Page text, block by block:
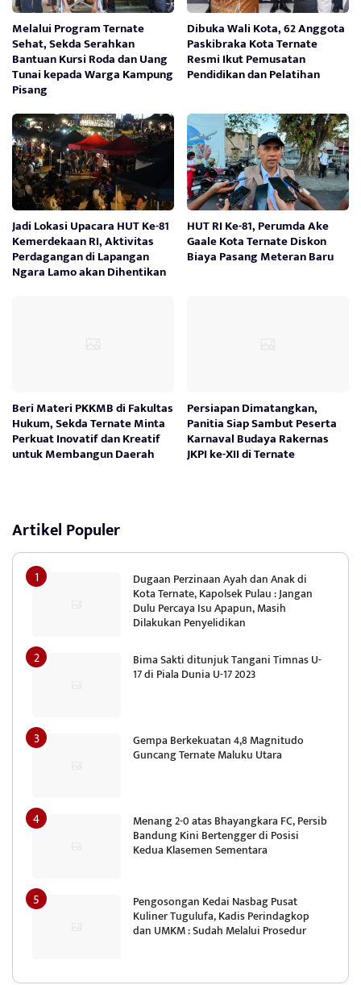
Melalui Program Ternate
Sehat, Sekda Serahkan
Bantuan Kursi Roda dan Uang
Tunai kepada Warga Kampung
Pisang
Dibuka Wali Kota, 62 Anggota
Paskibraka Kota Ternate
Resmi Ikut Pemusatan
Pendidikan dan Pelatihan
Jadi Lokasi Upacara HUT Ke-81
Kemerdekaan RI, Aktivitas
Perdagangan di Lapangan
Ngara Lamo akan Dihentikan
HUT RI Ke-81, Perumda Ake
Gaale Kota Ternate Diskon
Biaya Pasang Meteran Baru
Beri Materi PKKMB di Fakultas
Hukum, Sekda Ternate Minta
Perkuat Inovatif dan Kreatif
untuk Membangun Daerah
Persiapan Dimatangkan,
Panitia Siap Sambut Peserta
Karnaval Budaya Rakernas
JKPI ke-XII di Ternate
Artikel Populer
Dugaan Perzinaan Ayah dan Anak di
Kota Ternate, Kapolsek Pulau : Jangan
Dulu Percaya Isu Apapun, Masih
Dilakukan Penyelidikan
Bima Sakti ditunjuk Tangani Timnas U-
17 di Piala Dunia U-17 2023
Gempa Berkekuatan 4,8 Magnitudo
Guncang Ternate Maluku Utara
Menang 2-0 atas Bhayangkara FC, Persib
Bandung Kini Bertengger di Posisi
Kedua Klasemen Sementara
Pengosongan Kedai Nasbag Pusat
Kuliner Tugulufa, Kadis Perindagkop
dan UMKM : Sudah Melalui Prosedur